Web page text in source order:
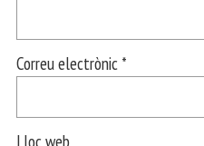
Correu electrònic *
Lloc web